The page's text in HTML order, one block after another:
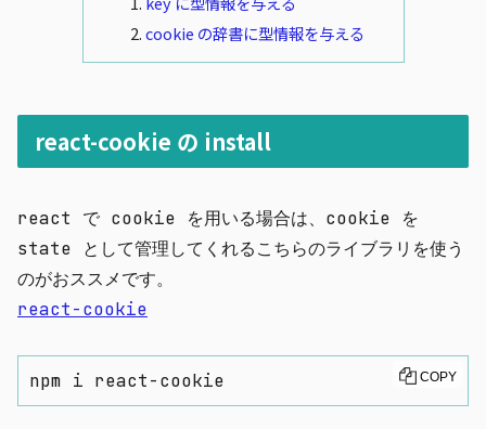
cookie の辞書に型情報を与える
react-cookie の install
react で cookie を用いる場合は、cookie を
state として管理してくれるこちらのライブラリを使う
のがおススメです。
react-cookie
npm i react-cookie COPY